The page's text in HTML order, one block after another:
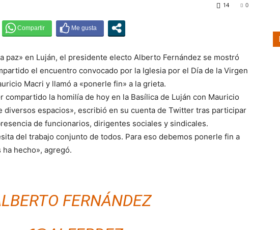
0
14
paz» en Luján, el presidente electo Alberto Fernández se mostró
el encuentro convocado por la Iglesia por el Día de la Virgen
Macri y llamó a «ponerle fin» a la grieta.
compartido la homilía de hoy en la Basílica de Luján con Mauricio
diversos espacios», escribió en su cuenta de Twitter tras participar
de funcionarios, dirigentes sociales y sindicales.
del trabajo conjunto de todos. Para eso debemos ponerle fin a
hecho», agregó.
FERNÁNDEZ